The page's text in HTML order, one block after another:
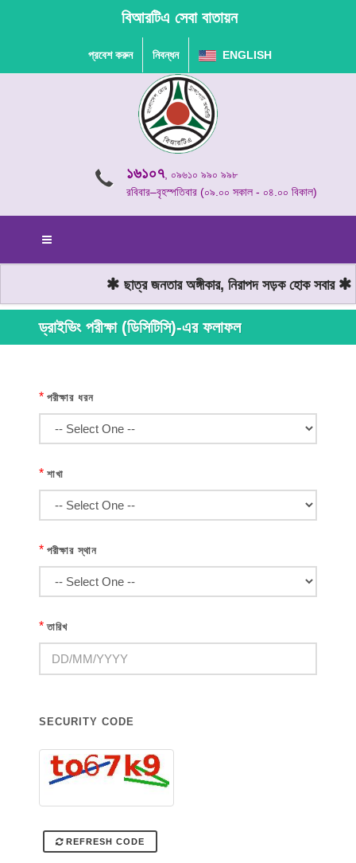
বিআরটিএ সেবা বাতায়ন
প্রবেশ করুন নিবন্ধন ENGLISH
১৬১০৭, ০৯৬১০ ৯৯০ ৯৯৮
রবিবার–বৃহস্পতিবার (০৯.০০ সকাল - ০৪.০০ বিকাল)
ছাত্র জনতার অঙ্গীকার, নিরাপদ সড়ক হোক সবার
ড্রাইভিং পরীক্ষা (ডিসিটিসি)-এর ফলাফল
* পরীক্ষার ধরন
* শাখা
* পরীক্ষার স্থান
* তারিখ
SECURITY CODE
REFRESH CODE